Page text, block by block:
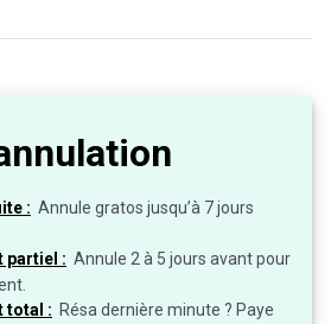
: Annule gratos jusqu’à 7 jours
partiel : Annule 2 à 5 jours avant pour
total : Résa dernière minute ? Paye